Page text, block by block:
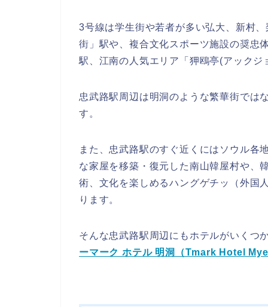
3号線は学生街や若者が多い弘大、新村
街」駅や、複合文化スポーツ施設の奨忠
駅、江南の人気エリア「狎鴎亭(アック
忠武路駅周辺は明洞のような繁華街では
す。
また、忠武路駅のすぐ近くにはソウル各
な家屋を移築・復元した南山韓屋村や、
術、文化を楽しめるハングゲチッ（外国
ります。
そんな忠武路駅周辺にもホテルがいくつ
ーマーク ホテル 明洞（Tmark Hotel